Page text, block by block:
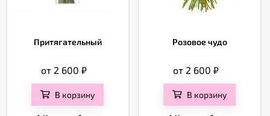
Притягательный
от 2 600₽
В корзину
Розовое чудо
от 2 600₽
В корзину